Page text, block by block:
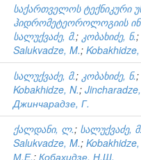
საქართველოს ტექნიკური
ჰიდრომეტეოროლოგიის
სალუქვაძე, მ.; კობახიძე, ნ.;
Salukvadze, M.; Kobakhidze,
სალუქვაძე, მ.; კობახიძე, ნ.;
Kobakhidze, N.;
Джинчарадзе, Г.
ქალდანი, ლ.; სალუქვაძე, მ.
Salukvadze, M.; Kobakhidze,
М.Е.; Кобахидзе, Н.Ш.